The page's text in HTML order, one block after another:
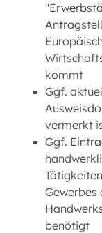
kommt
Ggf.
vermerkt
Ggf.
Gewerbes
benötigt